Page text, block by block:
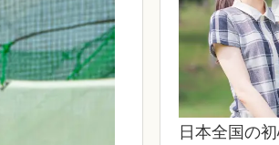
日本全国の